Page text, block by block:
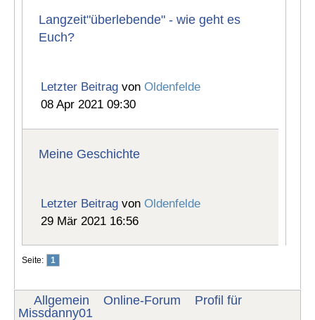
Langzeit"überlebende" - wie geht es
Euch?
Letzter Beitrag vonOldenfelde
08 Apr 2021 09:30
Meine Geschichte
Letzter Beitrag vonOldenfelde
29 Mär 2021 16:56
Seite: 1
Allgemein Online-Forum
Profil für
Missdanny01